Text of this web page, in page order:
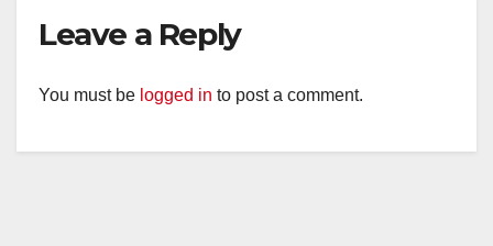
Leave a Reply
You must be logged in to post a comment.